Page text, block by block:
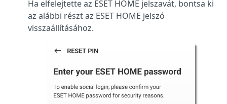
Ha elfelejtette az ESET HOME jelszavát, bontsa ki
az alábbi részt az ESET HOME jelszó
visszaállításához.